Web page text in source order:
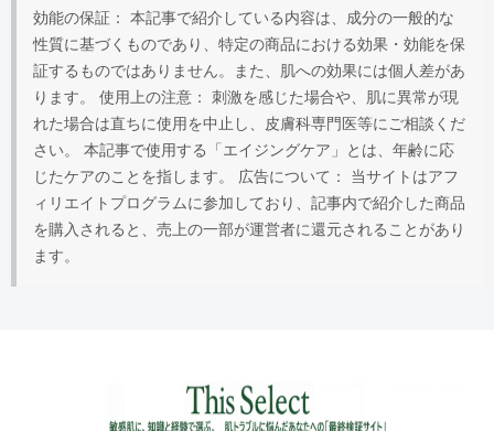
効能の保証： 本記事で紹介している内容は、成分の一般的な
性質に基づくものであり、特定の商品における効果・効能を保
証するものではありません。また、肌への効果には個人差があ
ります。 使用上の注意： 刺激を感じた場合や、肌に異常が現
れた場合は直ちに使用を中止し、皮膚科専門医等にご相談くだ
さい。 本記事で使用する「エイジングケア」とは、年齢に応
じたケアのことを指します。 広告について： 当サイトはアフ
ィリエイトプログラムに参加しており、記事内で紹介した商品
を購入されると、売上の一部が運営者に還元されることがあり
ます。